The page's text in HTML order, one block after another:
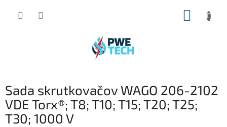
Sada skrutkovačov WAGO 206-2102
VDE Torx®; T8; T10; T15; T20; T25;
T30; 1000 V